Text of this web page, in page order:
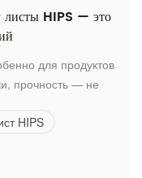
листы HIPS — это
для продуктов
прочность — не
(HIPS)
HIPS